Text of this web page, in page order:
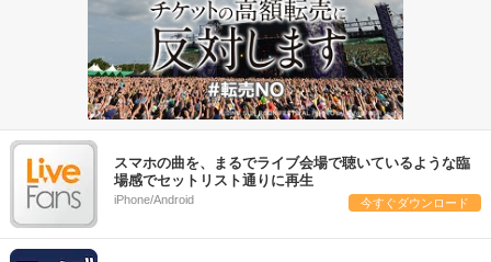
スマホの曲を、まるでライブ会場で聴いているような臨
場感でセットリスト通りに再生
iPhone/Android 今すぐダウンロード